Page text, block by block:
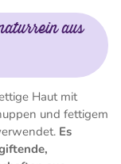
aus
Haut mit
und fettigem
Es